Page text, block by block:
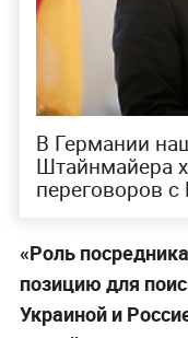
В Германии
Штайнмайера
переговоров
«Роль
позицию для
Украиной и